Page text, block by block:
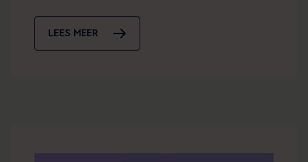
LEES MEER